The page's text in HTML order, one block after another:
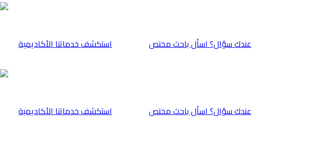
⁠استكشف خدماتنا الأكاديمية عندك سؤال؟ اسأل باحث مختص
⁠استكشف خدماتنا الأكاديمية عندك سؤال؟ اسأل باحث مختص